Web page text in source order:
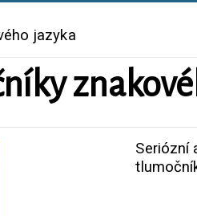
jazyka
Seriózní